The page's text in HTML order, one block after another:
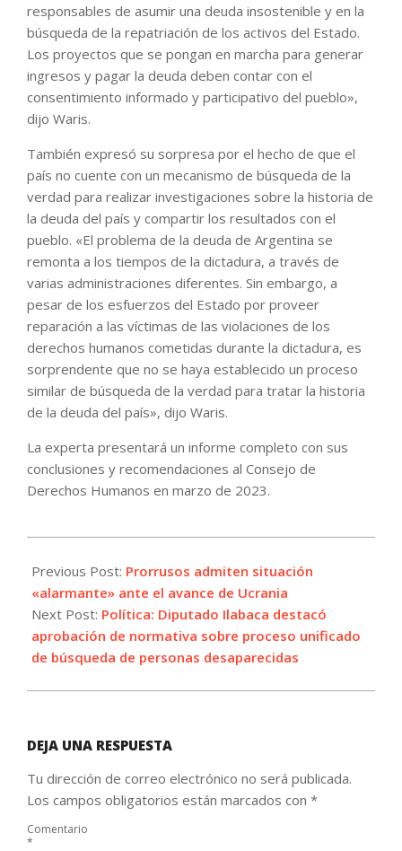
responsables de asumir una deuda insostenible y en la
búsqueda de la repatriación de los activos del Estado.
Los proyectos que se pongan en marcha para generar
ingresos y pagar la deuda deben contar con el
consentimiento informado y participativo del pueblo»,
dijo Waris.
También expresó su sorpresa por el hecho de que el
país no cuente con un mecanismo de búsqueda de la
verdad para realizar investigaciones sobre la historia de
la deuda del país y compartir los resultados con el
pueblo. «El problema de la deuda de Argentina se
remonta a los tiempos de la dictadura, a través de
varias administraciones diferentes. Sin embargo, a
pesar de los esfuerzos del Estado por proveer
reparación a las víctimas de las violaciones de los
derechos humanos cometidas durante la dictadura, es
sorprendente que no se haya establecido un proceso
similar de búsqueda de la verdad para tratar la historia
de la deuda del país», dijo Waris.
La experta presentará un informe completo con sus
conclusiones y recomendaciones al Consejo de
Derechos Humanos en marzo de 2023.
10-
05
Previous Post: Prorrusos admiten situación
«alarmante» ante el avance de Ucrania
Next Post: Política: Diputado Ilabaca destacó
aprobación de normativa sobre proceso unificado
de búsqueda de personas desaparecidas
DEJA UNA RESPUESTA
Tu dirección de correo electrónico no será publicada.
Los campos obligatorios están marcados con *
Comentario
*